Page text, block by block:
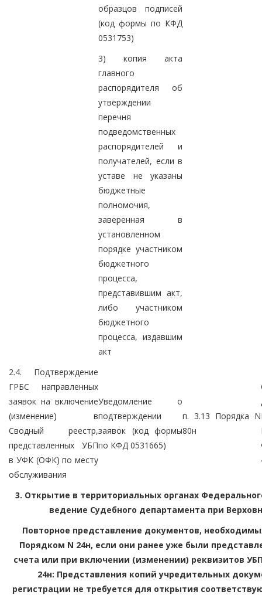
образцов подписей
(код формы по КФД
0531753)
3) копия акта
главного
распорядителя об
утверждении
перечня
подведомственных
распорядителей и
получателей, если в
уставе не указаны
бюджетные
полномочия,
заверенная в
установленном
порядке участником
бюджетного
процесса,
представившим акт,
либо участником
бюджетного
процесса, издавшим
акт
2.4. Подтверждение
ГРБС направленных
заявок на включение
(изменение) в
Сводный реестр,
представленных УБП
в УФК (ОФК) по месту
обслуживания
Уведомление о
подтверждении
заявок (код формы
по КФД 0531665)
п. 3.13 Порядка N
80н
3. Открытие в территориальных органах
ведение Судебного департамента при
Повторное представление документов,
Порядком N 24н, если они ранее уже были
счета или при включении (изменении) реквизитов
24н: Представления копий учредительных
регистрации не требуется для открытия